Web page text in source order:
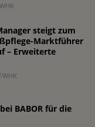
steigt zum
Marktführer
– Erweiterte
BABOR für die